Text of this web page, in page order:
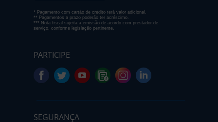
* Pagamento com cartão de crédito terá valor adicional.
** Pagamentos a prazo poderão ter acréscimo.
*** Nota fiscal sujeita a emissão de acordo com prestador de
serviço, conforme legislação pertinente.
PARTICIPE
SEGURANÇA